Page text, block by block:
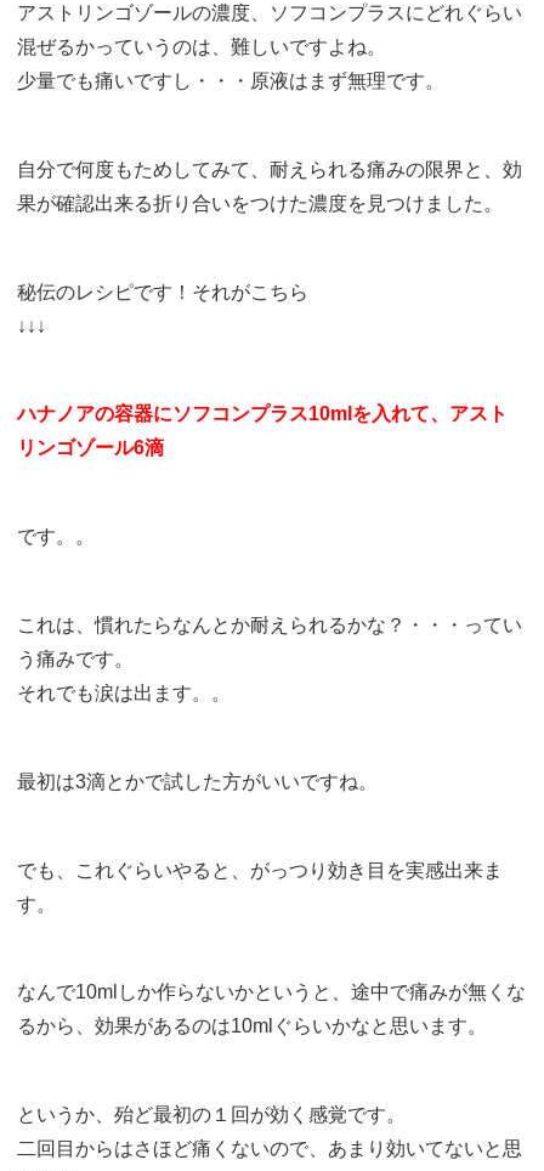
アストリンゴゾールの濃度、ソフコンプラスにどれぐらい
混ぜるかっていうのは、難しいですよね。
少量でも痛いですし・・・原液はまず無理です。
自分で何度もためしてみて、耐えられる痛みの限界と、効
果が確認出来る折り合いをつけた濃度を見つけました。
秘伝のレシピです！それがこちら
↓↓↓
ハナノアの容器にソフコンプラス10mlを入れて、アスト
リンゴゾール6滴
です。。
これは、慣れたらなんとか耐えられるかな？・・・ってい
う痛みです。
それでも涙は出ます。。
最初は3滴とかで試した方がいいですね。
でも、これぐらいやると、がっつり効き目を実感出来ま
す。
なんで10mlしか作らないかというと、途中で痛みが無くな
るから、効果があるのは10mlぐらいかなと思います。
というか、殆ど最初の１回が効く感覚です。
二回目からはさほど痛くないので、あまり効いてないと思